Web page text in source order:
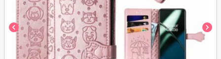
chevron_left chevron_right